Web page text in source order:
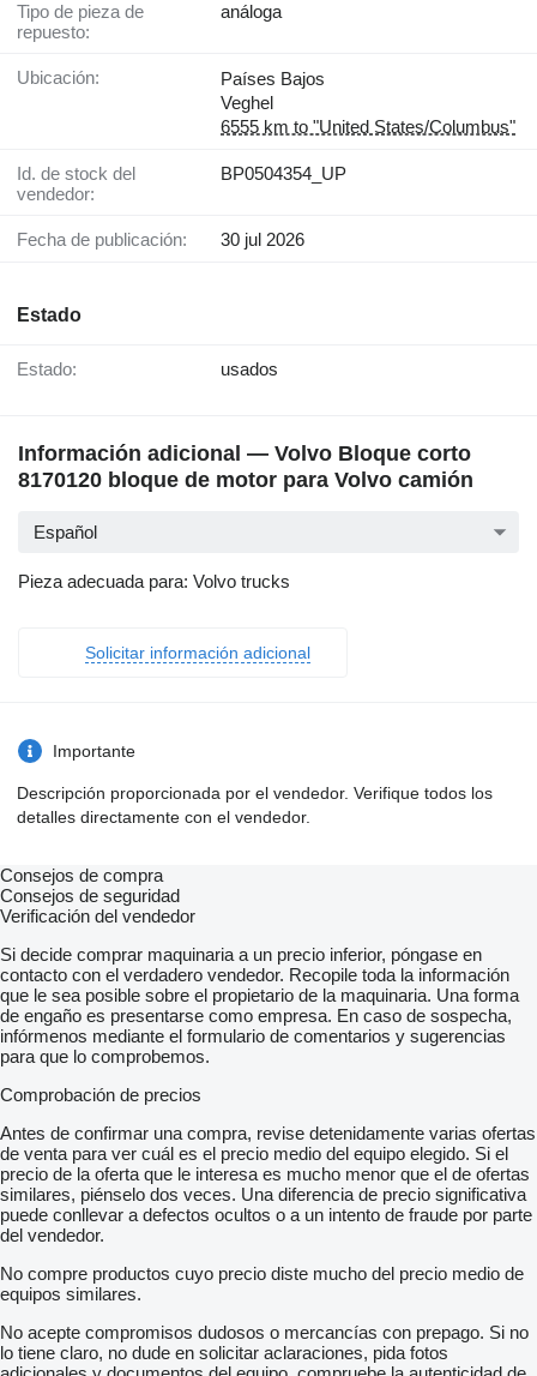
Tipo de pieza de
repuesto:
análoga
Ubicación:
Países Bajos
Veghel
6555 km to "United States/Columbus"
Id. de stock del
vendedor:
BP0504354_UP
Fecha de publicación: 30 jul 2026
Estado
Estado: usados
Información adicional — Volvo Bloque corto
8170120 bloque de motor para Volvo camión
Español
Pieza adecuada para: Volvo trucks
Solicitar información adicional
Importante
Descripción proporcionada por el vendedor. Verifique todos los
detalles directamente con el vendedor.
Consejos de compra
Consejos de seguridad
Verificación del vendedor
Si decide comprar maquinaria a un precio inferior, póngase en
contacto con el verdadero vendedor. Recopile toda la información
que le sea posible sobre el propietario de la maquinaria. Una forma
de engaño es presentarse como empresa. En caso de sospecha,
infórmenos mediante el formulario de comentarios y sugerencias
para que lo comprobemos.
Comprobación de precios
Antes de confirmar una compra, revise detenidamente varias ofertas
de venta para ver cuál es el precio medio del equipo elegido. Si el
precio de la oferta que le interesa es mucho menor que el de ofertas
similares, piénselo dos veces. Una diferencia de precio significativa
puede conllevar a defectos ocultos o a un intento de fraude por parte
del vendedor.
No compre productos cuyo precio diste mucho del precio medio de
equipos similares.
No acepte compromisos dudosos o mercancías con prepago. Si no
lo tiene claro, no dude en solicitar aclaraciones, pida fotos